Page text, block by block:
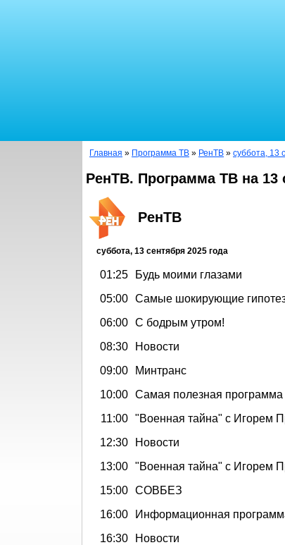
Главная » Программа ТВ » РенТВ » суббота, 13
РенТВ. Программа ТВ на 13
РенТВ
суббота, 13 сентября 2025 года
01:25
Будь моими глазами
05:00 Самые шокирующие
06:00 С бодрым утром!
08:30
Новости
09:00
Минтранс
10:00 Самая полезная программа
11:00 "Военная тайна" с Игорем
12:30
Новости
13:00 "Военная тайна" с Игорем
15:00 СОВБЕЗ
16:00
Информационная
16:30
Новости